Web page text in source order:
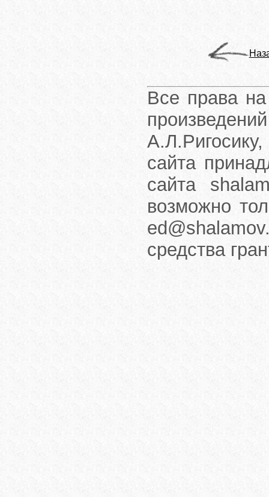
Все права на
сайта
сайта
возможно
средства